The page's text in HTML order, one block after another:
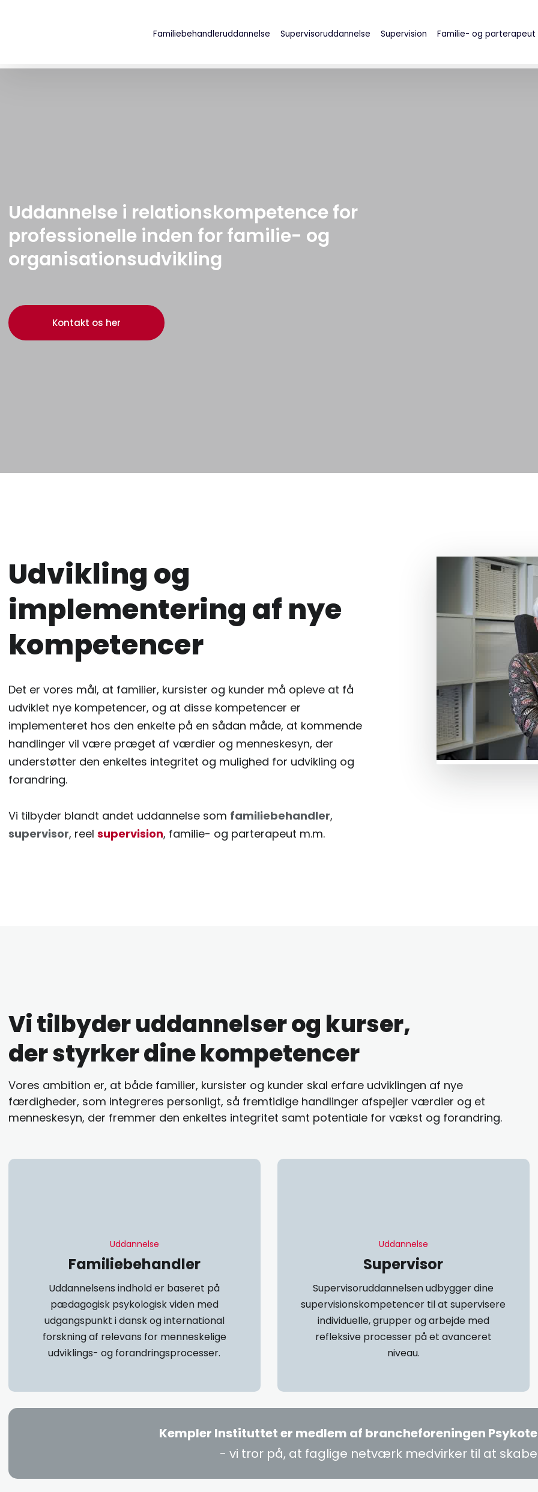
Familiebehandleruddannelse Supervisoruddannelse Supervision Familie- og parterapeut
Uddannelse i relationskompetence for
professionelle inden for familie- og
organisationsudvikling
Kontakt os her
Udvikling og
implementering af nye
kompetencer
Det er vores mål, at familier, kursister og kunder må opleve at få
udviklet nye kompetencer, og at disse kompetencer er
implementeret hos den enkelte på en sådan måde, at kommende
handlinger vil være præget af værdier og menneskesyn, der
understøtter den enkeltes integritet og mulighed for udvikling og
forandring.
Vi tilbyder blandt andet uddannelse som familiebehandler,
supervisor, reel supervision, familie- og parterapeut m.m.
Vi tilbyder uddannelser og kurser,
der styrker dine kompetencer
Vores ambition er, at både familier, kursister og kunder skal erfare udviklingen af nye
færdigheder, som integreres personligt, så fremtidige handlinger afspejler værdier og et
menneskesyn, der fremmer den enkeltes integritet samt potentiale for vækst og forandring.
Uddannelse​
Familiebehandler
Uddannelsens indhold er baseret på
pædagogisk psykologisk viden med
udgangspunkt i dansk og international
forskning af relevans for menneskelige
udviklings- og forandringsprocesser.
Uddannelse​
Supervisor
Supervisoruddannelsen udbygger dine
supervisionskompetencer til at supervisere
individuelle, grupper og arbejde med
refleksive processer på et avanceret
niveau.
Kempler Instituttet​ er medlem af brancheforeningen
- vi tror på, at faglige netværk medvirker til at